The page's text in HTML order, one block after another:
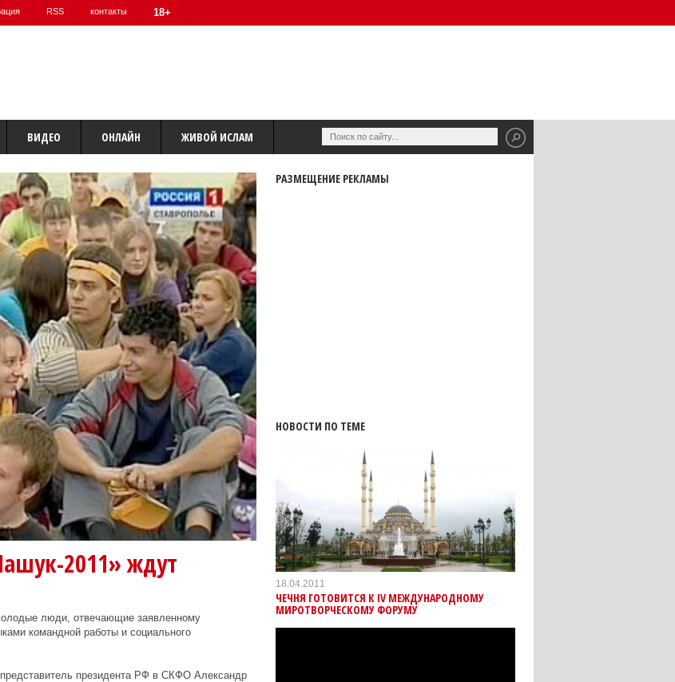
RSS контакты 18+
ВИДЕО ОНЛАЙН ЖИВОЙ ИСЛАМ
2011» ждут
люди, отвечающие заявленному
командной работы и социального
президента РФ в СКФО Александр
РАЗМЕЩЕНИЕ РЕКЛАМЫ
НОВОСТИ ПО ТЕМЕ
18.04.2011
ЧЕЧНЯ ГОТОВИТСЯ К IV МЕЖДУНАРОДНОМУ
МИРОТВОРЧЕСКОМУ ФОРУМУ